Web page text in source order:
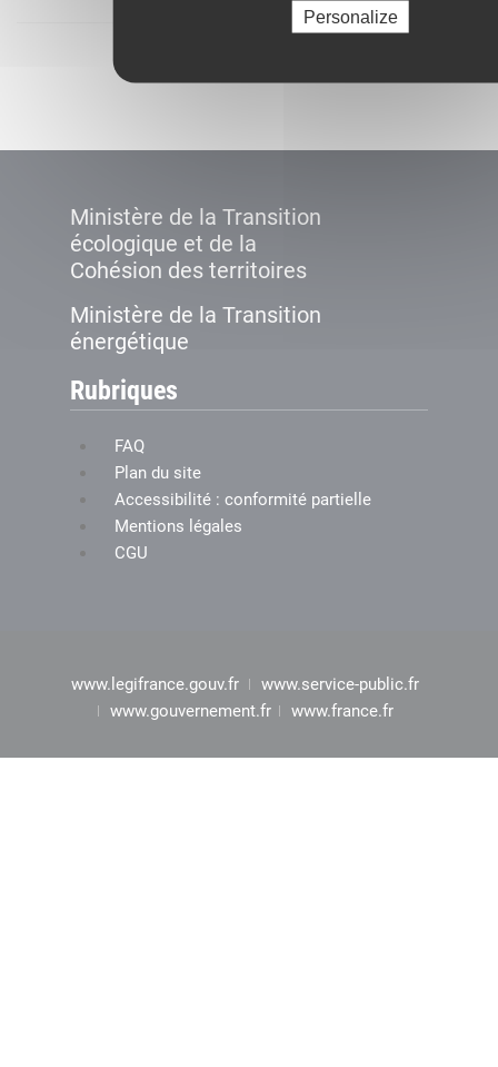
Personalize
Ministère de la Transition
écologique et de la
Cohésion des territoires
Ministère de la Transition
énergétique
Rubriques
FAQ
Plan du site
Accessibilité : conformité partielle
Mentions légales
CGU
www.legifrance.gouv.fr
www.service-public.fr
www.gouvernement.fr
www.france.fr